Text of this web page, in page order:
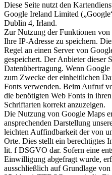
Diese Seite nutzt den
Google Ireland Limited
Dublin 4, Irland.
Zur Nutzung der Funktionen
Ihre IP-Adresse zu speichern.
Regel an einen Server von
gespeichert. Der Anbieter dieser
Datenübertragung. Wenn
zum Zwecke der einheitlichen
Fonts verwenden. Beim Aufruf
die benötigten Web Fonts in
Schriftarten korrekt anzuzeigen.
Die Nutzung von Google Maps
ansprechenden Darstellung
leichten Auffindbarkeit der von
Orte. Dies stellt ein berechtigtes
lit. f DSGVO dar. Sofern eine
Einwilligung abgefragt wurde,
ausschließlich auf Grundlage